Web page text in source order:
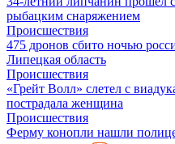
рыбацким снаряжением
Происшествия
475 дронов сбито ночью
Липецкая область
Происшествия
«Грейт Волл» слетел с
пострадала женщина
Происшествия
Ферму конопли нашли